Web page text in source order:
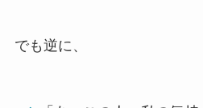
でも逆に、